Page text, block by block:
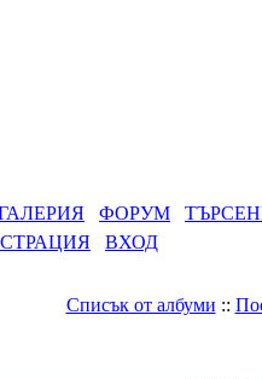
ФОРУМ
ВХОД
Списък от албуми ::